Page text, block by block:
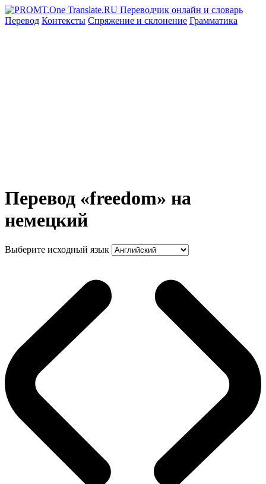
Перевод Контексты Спряжение и склонение Грамматика
Перевод «freedom» на
немецкий
Выберите исходный язык